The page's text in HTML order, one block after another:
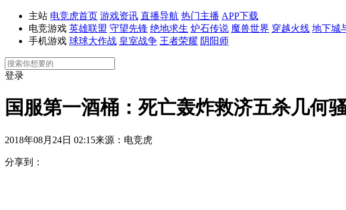
主站 电竞虎首页 游戏资讯 直播导航 热门主播 APP下载
电竞游戏 英雄联盟 守望先锋 绝地求生 炉石传说 魔兽世界 穿越火线 地下城
手机游戏 球球大作战 皇室战争 王者荣耀 阴阳师
登录
国服第一酒桶：死亡轰炸救济五杀几何
2018年08月24日 02:15来源：电竞虎
分享到：